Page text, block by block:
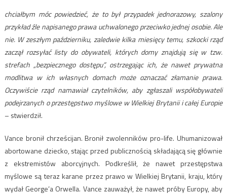
chciałbym móc powiedzieć, że to był przypadek jednorazowy, szalony
przykład źle napisanego prawa uchwalonego przeciwko jednej osobie. Ale
nie. W zeszłym październiku, zaledwie kilka miesięcy temu, szkocki rząd
zaczął rozsyłać listy do obywateli, których domy znajdują się w tzw.
strefach „bezpiecznego dostępu”, ostrzegając ich, że nawet prywatna
modlitwa w ich własnych domach może oznaczać złamanie prawa.
Oczywiście rząd namawiał czytelników, aby zgłaszali współobywateli
podejrzanych o przestępstwo myślowe w Wielkiej Brytanii i całej Europie
– stwierdził.
Vance bronił chrześcijan. Bronił zwolenników pro-life. Uhumanizował
abortowane dziecko, stając przed publicznością składającą się głównie
z ekstremistów aborcyjnych. Podkreślił, że nawet przestępstwa
myślowe są teraz karane przez prawo w Wielkiej Brytanii, kraju, który
wydał George’a Orwella. Vance zauważył, że nawet próby Europy, aby